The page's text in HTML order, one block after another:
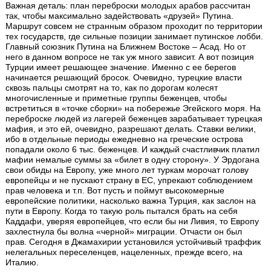
Важная деталь: план переброски молодых арабов рассчитан
так, чтобы максимально задействовать «друзей» Путина.
Маршрут совсем не странным образом проходит по территории
тех государств, где сильные позиции занимает путинское лобби.
Главный союзник Путина на Ближнем Востоке – Асад. Но от
него в данном вопросе не так уж много зависит. А вот позиция
Турции имеет решающее значение. Именно с ее берегов
начинается решающий бросок. Очевидно, турецкие власти
сквозь пальцы смотрят на то, как по дорогам колесят
многочисленные и приметные группы беженцев, чтобы
встретиться в «точке сборки» на побережье Эгейского моря. На
переброске людей из лагерей беженцев зарабатывает турецкая
мафия, и это ей, очевидно, разрешают делать. Ставки велики,
ибо в отдельные периоды ежедневно на греческие острова
попадали около 6 тыс. беженцев. И каждый счастливчик платил
мафии немалые суммы за «билет в одну сторону». У Эрдогана
свои обиды на Европу, уже много лет туркам морочат голову
европейцы и не пускают страну в ЕС, упрекают соблюдением
прав человека и т.п. Вот пусть и поймут высокомерные
европейские политики, насколько важна Турция, как заслон на
пути в Европу. Когда то такую роль пытался брать на себя
Каддафи, уверяя европейцев, что если бы ни Ливия, то Европу
захлестнула бы волна «черной» миграции. Отчасти он был
прав. Сегодня в Джамахирии установился устойчивый траффик
нелегальных переселенцев, нацеленных, прежде всего, на
Италию.